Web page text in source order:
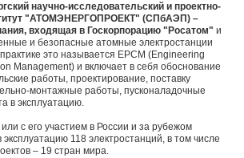
научно-исследовательский и проектно-
"АТОМЭНЕРГОПРОЕКТ" (СПбАЭП) –
входящая в Госкорпорацию "Росатом" и
и безопасные атомные электростанции
это называется EPCM (Engineering
Management) и включает в себя обоснование
работы, проектирование, поставку
монтажные работы, пусконаладочные
в эксплуатацию.
с его участием в России и за рубежом
118 электростанций, в том числе
– 19 стран мира.